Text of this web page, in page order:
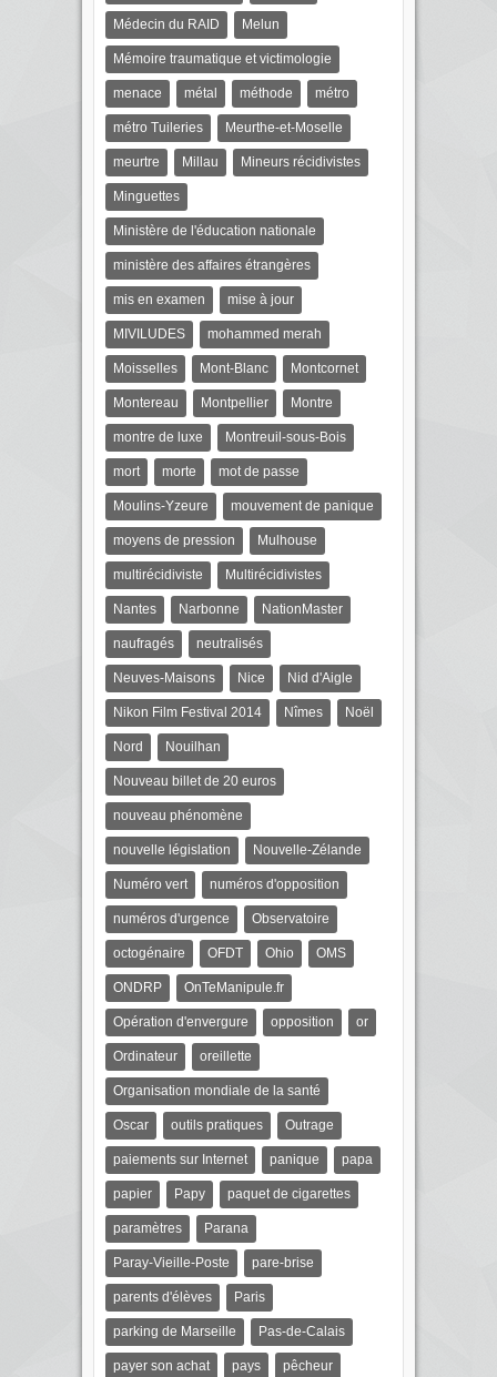
Médecin du RAID Melun
Mémoire traumatique et victimologie
menace métal méthode métro
métro Tuileries Meurthe-et-Moselle
meurtre Millau Mineurs récidivistes
Minguettes
Ministère de l'éducation nationale
ministère des affaires étrangères
mis en examen mise à jour
MIVILUDES mohammed merah
Moisselles Mont-Blanc Montcornet
Montereau Montpellier Montre
montre de luxe Montreuil-sous-Bois
mort morte mot de passe
Moulins-Yzeure mouvement de panique
moyens de pression Mulhouse
multirécidiviste Multirécidivistes
Nantes Narbonne NationMaster
naufragés neutralisés
Neuves-Maisons Nice Nid d'Aigle
Nikon Film Festival 2014 Nîmes Noël
Nord Nouilhan
Nouveau billet de 20 euros
nouveau phénomène
nouvelle législation Nouvelle-Zélande
Numéro vert numéros d'opposition
numéros d'urgence Observatoire
octogénaire OFDT Ohio OMS
ONDRP OnTeManipule.fr
Opération d'envergure opposition or
Ordinateur oreillette
Organisation mondiale de la santé
Oscar outils pratiques Outrage
paiements sur Internet panique papa
papier Papy paquet de cigarettes
paramètres Parana
Paray-Vieille-Poste pare-brise
parents d'élèves Paris
parking de Marseille Pas-de-Calais
payer son achat pays pêcheur